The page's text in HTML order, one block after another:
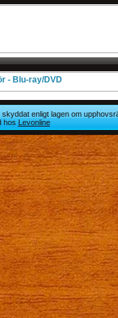
- Blu-ray/DVD
enligt lagen om
hosLevonline